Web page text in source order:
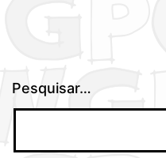
Pesquisar…